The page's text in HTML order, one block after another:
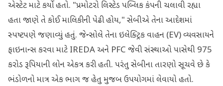
એસ્ટેટ માટે કર્યો હતો. "પ્રમોટરો લિસ્ટેડ પબ્લિક કંપની ચલાવી રહ્યા
હતા જાણે તે કોઈ માલિકીની પેઢી હોય," સેબીએ તેના આદેશમાં
સ્પષ્ટપણે જણાવ્યું હતું. જેન્સોલે તેના ઇલેક્ટ્રિક વાહન (EV) વ્યવસાયને
ફાઇનાન્સ કરવા માટે IREDA અને PFC જેવી સંસ્થાઓ પાસેથી 975
કરોડ રૂપિયાની લોન એકત્ર કરી હતી. પરંતુ સેબીના તારણો સૂચવે છે કે
ભંડોળનો માત્ર એક ભાગ જ હેતુ મુજબ ઉપયોગમાં લેવાયો હતો.